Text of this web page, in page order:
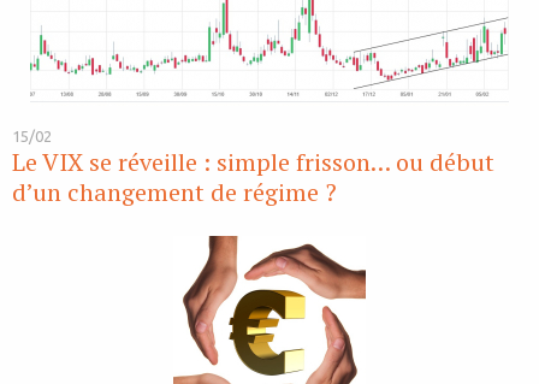
15/02
Le VIX se réveille : simple frisson… ou début
d’un changement de régime ?